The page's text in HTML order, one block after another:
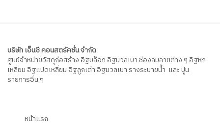
บริษัท เอ็นซี คอนสตรัคชั่น จำกัด
ศูนย์จำหน่ายวัสดุก่อสร้าง อิฐบล็อก อิฐมวลเบา ช่องลมลายต่าง ๆ อิฐหก
เหลี่ยม อิฐแปดเหลี่ยม อิฐลูกเต๋า อิฐมวลเบา รางระบายน้ำ และ ปูน
รายการอื่น ๆ
หน้าแรก